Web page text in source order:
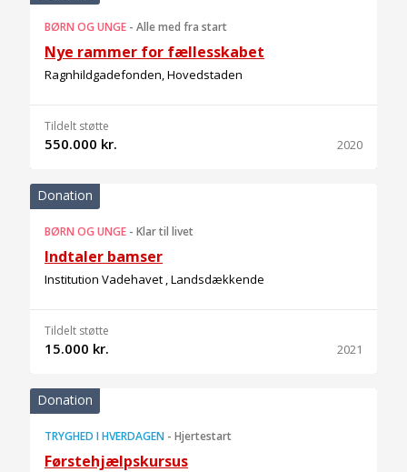
BØRN OG UNGE - Alle med fra start
Nye rammer for fællesskabet
Ragnhildgadefonden, Hovedstaden
Tildelt støtte
550.000 kr. 2020
Donation
BØRN OG UNGE - Klar til livet
Indtaler bamser
Institution Vadehavet , Landsdækkende
Tildelt støtte
15.000 kr. 2021
Donation
TRYGHED I HVERDAGEN - Hjertestart
Førstehjælpskursus